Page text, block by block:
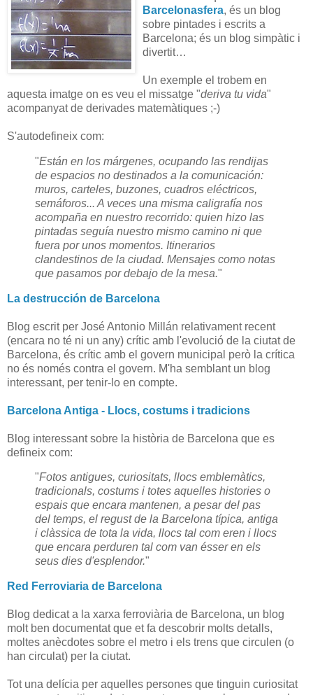
Barcelonasfera, és un blog
sobre pintades i escrits a
Barcelona; és un blog simpàtic i
divertit…
Un exemple el trobem en
aquesta imatge on es veu el missatge "deriva tu vida"
acompanyat de derivades matemàtiques ;-)
S'autodefineix com:
"Están en los márgenes, ocupando las rendijas
de espacios no destinados a la comunicación:
muros, carteles, buzones, cuadros eléctricos,
semáforos... A veces una misma caligrafía nos
acompaña en nuestro recorrido: quien hizo las
pintadas seguía nuestro mismo camino ni que
fuera por unos momentos. Itinerarios
clandestinos de la ciudad. Mensajes como notas
que pasamos por debajo de la mesa."
La destrucción de Barcelona
Blog escrit per José Antonio Millán relativament recent
(encara no té ni un any) crític amb l'evolució de la ciutat de
Barcelona, és crític amb el govern municipal però la crítica
no és només contra el govern. M'ha semblant un blog
interessant, per tenir-lo en compte.
Barcelona Antiga - Llocs, costums i tradicions
Blog interessant sobre la història de Barcelona que es
defineix com:
"Fotos antigues, curiositats, llocs emblemàtics,
tradicionals, costums i totes aquelles histories o
espais que encara mantenen, a pesar del pas
del temps, el regust de la Barcelona típica, antiga
i clàssica de tota la vida, llocs tal com eren i llocs
que encara perduren tal com van ésser en els
seus dies d'esplendor."
Red Ferroviaria de Barcelona
Blog dedicat a la xarxa ferroviària de Barcelona, un blog
molt ben documentat que et fa descobrir molts detalls,
moltes anècdotes sobre el metro i els trens que circulen (o
han circulat) per la ciutat.
Tot una delícia per aquelles persones que tinguin curiositat